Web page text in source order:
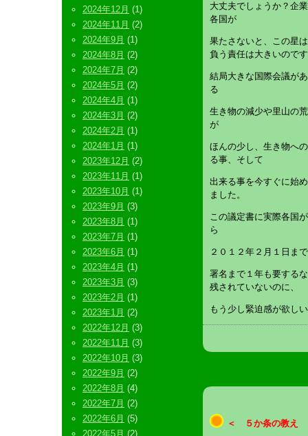
大丈夫でしょうか？企
各国が
果たさないと、この星
負う責任は大きいので
結局大きな国際会議が
る
生き物の減少や里山の
が
ほんの少し、生き物へ
る事、そして
出来る事を今すぐに始
ました。
この議定書に実際各国
ら
２０１２年２月１日ま
署名まで１年も要する
残されていないのに、
もう少し緊迫感が欲し
＜ ５か条の教え
2024年12月 (1)
2024年11月 (2)
2024年9月 (1)
2024年8月 (2)
2024年7月 (2)
2024年5月 (2)
2024年4月 (1)
2024年3月 (2)
2024年2月 (1)
2024年1月 (1)
2023年12月 (2)
2023年11月 (1)
2023年10月 (1)
2023年9月 (3)
2023年8月 (1)
2023年7月 (1)
2023年6月 (1)
2023年4月 (1)
2023年3月 (3)
2023年2月 (1)
2023年1月 (2)
2022年12月 (3)
2022年11月 (3)
2022年10月 (3)
2022年9月 (2)
2022年8月 (4)
2022年7月 (2)
2022年6月 (5)
2022年5月 (2)